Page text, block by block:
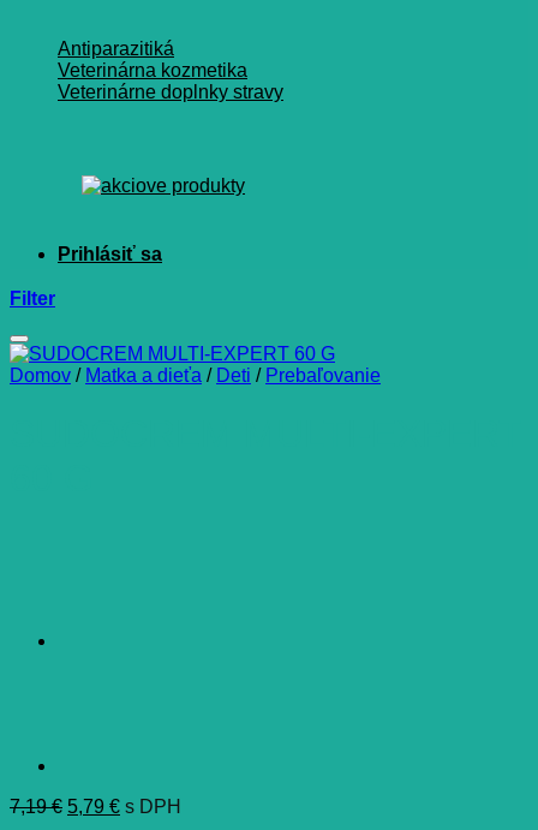
Antiparazitiká
Veterinárna kozmetika
Veterinárne doplnky stravy
Filter
Domov / Matka a dieťa / Deti / Prebaľovanie
7,19€ Pôvodná
5,79 €Aktuálna
s DPH